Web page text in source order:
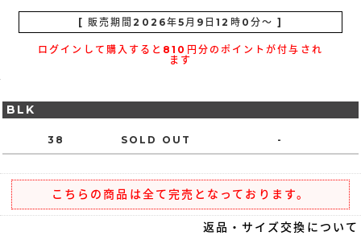
ログインして購入すると810円分のポイントが付与され
ます
[ 販売期間2026年5月9日12時0分～ ]
BLK
38 SOLD OUT -
こちらの商品は全て完売となっております。
返品・サイズ交換について